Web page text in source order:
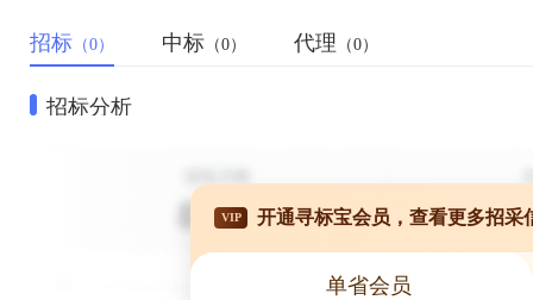
招标 （0） 中标 （0） 代理 （0）
招标分析
VIP 开通寻标宝会员，查看更多招采
单省会员